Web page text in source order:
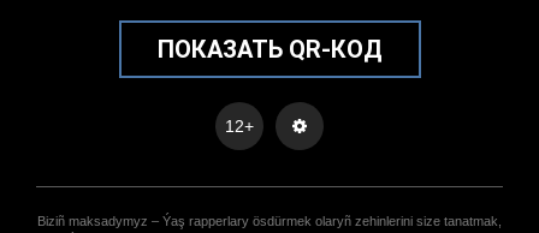
ПОКАЗАТЬ QR-КОД
12+
Biziñ maksadymyz – Ýaş rapperlary ösdürmek olaryñ zehinlerini size tanatmak,